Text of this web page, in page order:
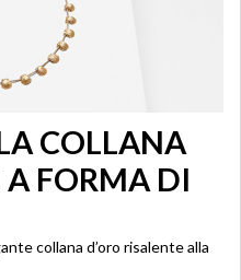
COLLANA
FORMA DI
collana d’oro risalente alla